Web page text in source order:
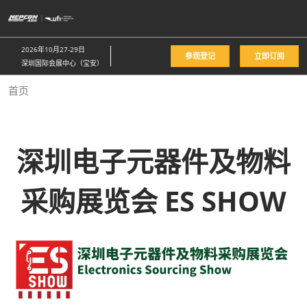
接
跳
至
内
2026年10月27-29日
深圳国际会展中心（宝安）
参观登记 立即订阅
首页
深圳电子元器件及物料
采购展览会 ES SHOW